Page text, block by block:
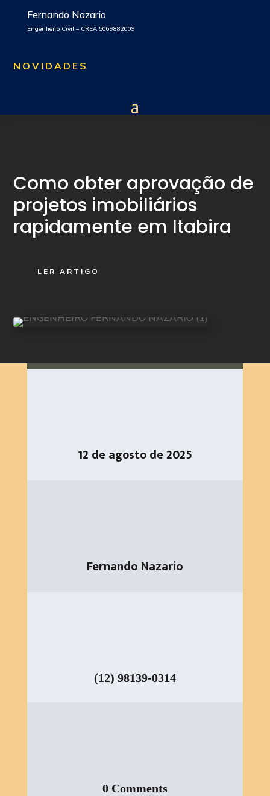
Fernando Nazario
Engenheiro Civil – CREA 5069882009
NOVIDADES
Como obter aprovação de
projetos imobiliários
rapidamente em Itabira
LER ARTIGO
12 de agosto de 2025
Fernando Nazario
(12) 98139-0314
0 Comments